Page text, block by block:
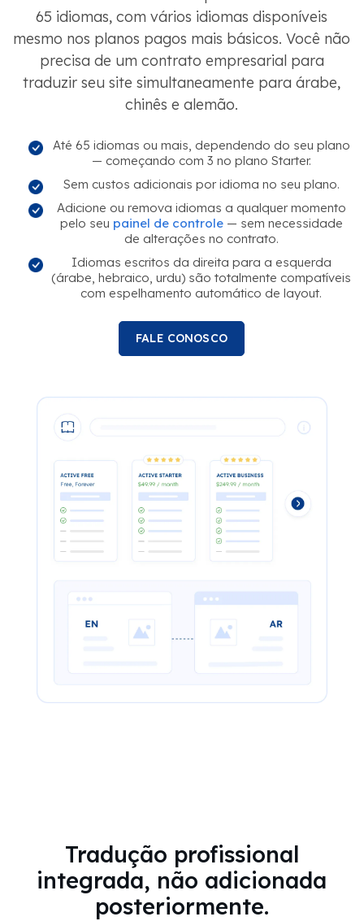
65 idiomas, com vários idiomas disponíveis
mesmo nos planos pagos mais básicos. Você não
precisa de um contrato empresarial para
traduzir seu site simultaneamente para árabe,
chinês e alemão.
Até 65 idiomas ou mais, dependendo do seu plano
— começando com 3 no plano Starter.
Sem custos adicionais por idioma no seu plano.
Adicione ou remova idiomas a qualquer momento
pelo seu painel de controle— sem necessidade
de alterações no contrato.
Idiomas escritos da direita para a esquerda
(árabe, hebraico, urdu) são totalmente compatíveis
com espelhamento automático de layout.
FALE CONOSCO
Tradução profissional
integrada, não adicionada
posteriormente.